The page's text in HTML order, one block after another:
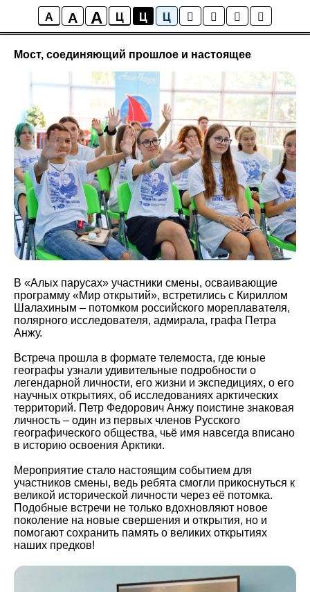
A A A Ц Ц Ц
Новости
Мост, соединяющий прошлое и настоящее
В «Алых парусах» участники смены, осваивающие
программу «Мир открытий», встретились с Кириллом
Шалахиным – потомком российского мореплавателя,
полярного исследователя, адмирала, графа Петра
Анжу.
Встреча прошла в формате телемоста, где юные
географы узнали удивительные подробности о
легендарной личности, его жизни и экспедициях, о его
научных открытиях, об исследованиях арктических
территорий. Петр Федорович Анжу поистине знаковая
личность – один из первых членов Русского
географического общества, чьё имя навсегда вписано
в историю освоения Арктики.
Мероприятие стало настоящим событием для
участников смены, ведь ребята смогли прикоснуться к
великой исторической личности через её потомка.
Подобные встречи не только вдохновляют новое
поколение на новые свершения и открытия, но и
помогают сохранить память о великих открытиях
наших предков!